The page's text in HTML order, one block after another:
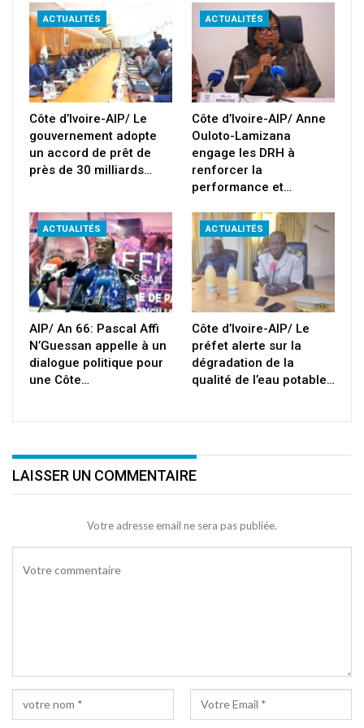
ACTUALITÉS
Côte d’Ivoire-AIP/ Le
gouvernement adopte
un accord de prêt de
près de 30 milliards…
ACTUALITÉS
Côte d’Ivoire-AIP/ Anne
Ouloto-Lamizana
engage les DRH à
renforcer la
performance et…
ACTUALITÉS
AIP/ An 66: Pascal Affi
N’Guessan appelle à un
dialogue politique pour
une Côte…
ACTUALITÉS
Côte d’Ivoire-AIP/ Le
préfet alerte sur la
dégradation de la
qualité de l’eau potable…
LAISSER UN COMMENTAIRE
Votre adresse email ne sera pas publiée.